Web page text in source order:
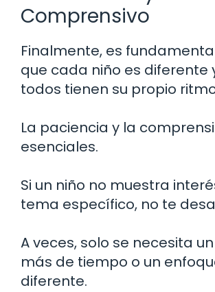
Comprensivo
Finalmente, es
que cada niño es diferente
todos tienen su propio
La paciencia y la
esenciales.
Si un niño no muestra
tema específico, no te
A veces, solo se necesita
más de tiempo o un
diferente.